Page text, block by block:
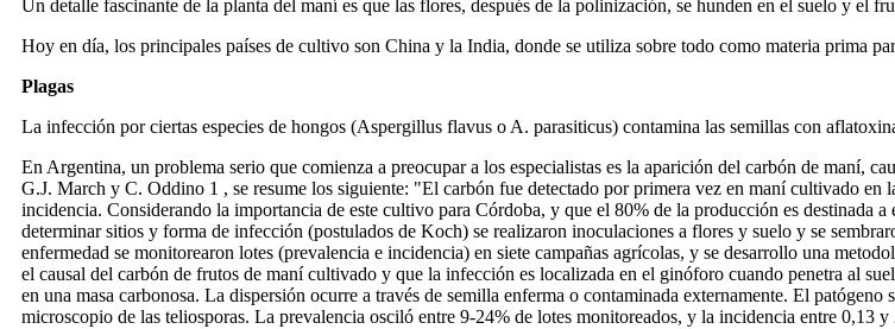
Un detalle fascinante de la planta del maní es que las flores, después de la polinización, se hunden en el suelo y el
Hoy en día, los principales países de cultivo son China y la India, donde se utiliza sobre todo como materia prima
Plagas
La infección por ciertas especies de hongos (Aspergillus flavus o A. parasiticus) contamina las semillas con
En Argentina, un problema serio que comienza a preocupar a los especialistas es la aparición del carbón de maní,
G.J. March y C. Oddino 1 , se resume los siguiente: "El carbón fue detectado por primera vez en maní cultivado en
incidencia. Considerando la importancia de este cultivo para Córdoba, y que el 80% de la producción es destinada
determinar sitios y forma de infección (postulados de Koch) se realizaron inoculaciones a flores y suelo y se
enfermedad se monitorearon lotes (prevalencia e incidencia) en siete campañas agrícolas, y se desarrollo una
el causal del carbón de frutos de maní cultivado y que la infección es localizada en el ginóforo cuando penetra al
en una masa carbonosa. La dispersión ocurre a través de semilla enferma o contaminada externamente. El
microscopio de las teliosporas. La prevalencia osciló entre 9-24% de lotes monitoreados, y la incidencia entre 0,13